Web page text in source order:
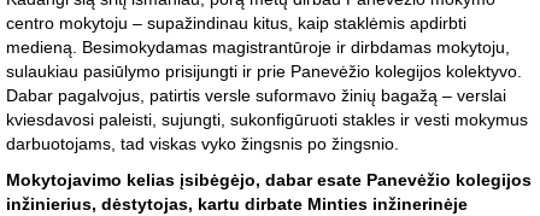
centro mokytoju – supažindinau kitus, kaip staklėmis apdirbti
medieną. Besimokydamas magistrantūroje ir dirbdamas mokytoju,
sulaukiau pasiūlymo prisijungti ir prie Panevėžio kolegijos kolektyvo.
Dabar pagalvojus, patirtis versle suformavo žinių bagažą – verslai
kviesdavosi paleisti, sujungti, sukonfigūruoti stakles ir vesti mokymus
darbuotojams, tad viskas vyko žingsnis po žingsnio.
Mokytojavimo kelias įsibėgėjo, dabar esate Panevėžio kolegijos
inžinierius, dėstytojas, kartu dirbate Minties inžinerinėje